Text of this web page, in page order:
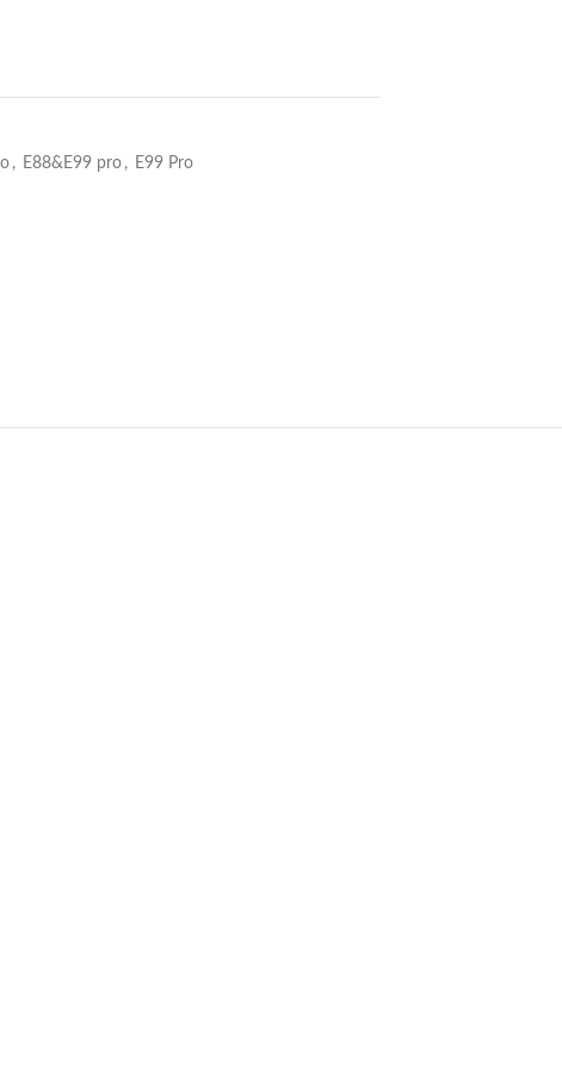
, E88&E99 pro , E99 Pro